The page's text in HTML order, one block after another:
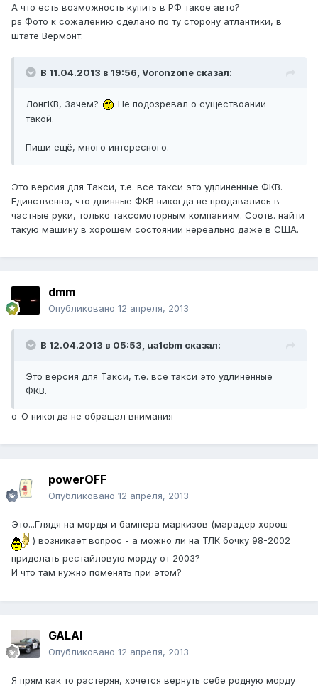
А что есть возможность купить в РФ такое авто?
ps Фото к сожалению сделано по ту сторону атлантики, в
штате Вермонт.
В 11.04.2013 в 19:56, Voronzone сказал:
ЛонгКВ, Зачем?
Не подозревал о существоании
такой.
Пиши ещё, много интересного.
Это версия для Такси, т.е. все такси это удлиненные ФКВ.
Единственно, что длинные ФКВ никогда не продавались в
частные руки, только таксомоторным компаниям. Соотв. найти
такую машину в хорошем состоянии нереально даже в США.
dmm
Опубликовано 12 апреля, 2013
В 12.04.2013 в 05:53, ua1cbm сказал:
Это версия для Такси, т.е. все такси это удлиненные
ФКВ.
о_О никогда не обращал внимания
powerOFF
Опубликовано 12 апреля, 2013
Это...Глядя на морды и бампера маркизов (марадер хорош
) возникает вопрос - а можно ли на ТЛК бочку 98-2002
приделать рестайловую морду от 2003?
И что там нужно поменять при этом?
GALAI
Опубликовано 12 апреля, 2013
Я прям как то растерян, хочется вернуть себе родную морду